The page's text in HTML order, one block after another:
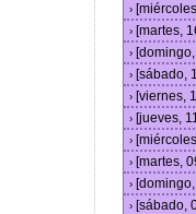
›
› [martes,
›
› [sábado,
› [viernes,
› [jueves,
›
› [martes,
›
› [sábado,